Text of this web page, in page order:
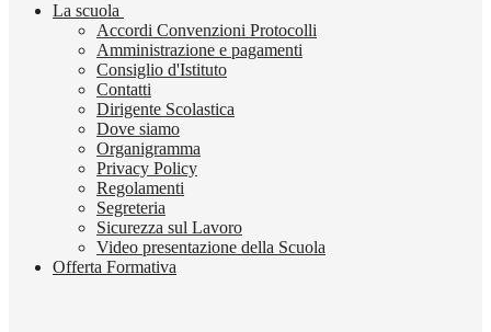
La scuola
Accordi Convenzioni Protocolli
Amministrazione e pagamenti
Consiglio d'Istituto
Contatti
Dirigente Scolastica
Dove siamo
Organigramma
Privacy Policy
Regolamenti
Segreteria
Sicurezza sul Lavoro
Video presentazione della Scuola
Offerta Formativa